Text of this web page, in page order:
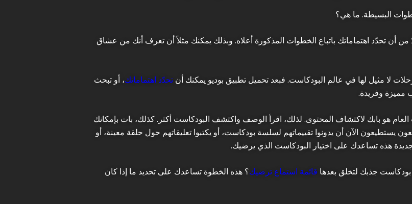
البسيطة. ما هي؟
أن تحدّد اهتماماتك باتباع الخطوات المذكورة أعلاه. وبذلك يمكنك مثلاً أن تعرف أنك من عشاق
لا مثيل لها في عالم البودكاست. فبعد تحميل تطبيق بوديو يمكنك أن تحدّد اهتماماتك، أو تبحث
مميزة وفريدة.
هو بابك لاكتشاف المحتوى. لذلك، اقرأ الوصف واكتشف البودكاست أكثر. كذلك، بات بإمكانك
يستطيعون الآن أن يدونوا تقييماتهم لسلسة بودكاست، أو يكتبوا تعليقاتهم حول حلقة معينة، أو
هذه تساعدك على اختيار البودكاست الذي يرضيك.
جذبك لتخلق بعدها قائمة استماع ترضيك؟ هذه الخطوة تساعدك على تحديد ما إذا كان